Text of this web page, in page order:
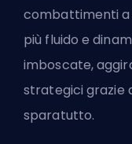
combattimenti a
più fluido e
imboscate,
strategici grazie
sparatutto.